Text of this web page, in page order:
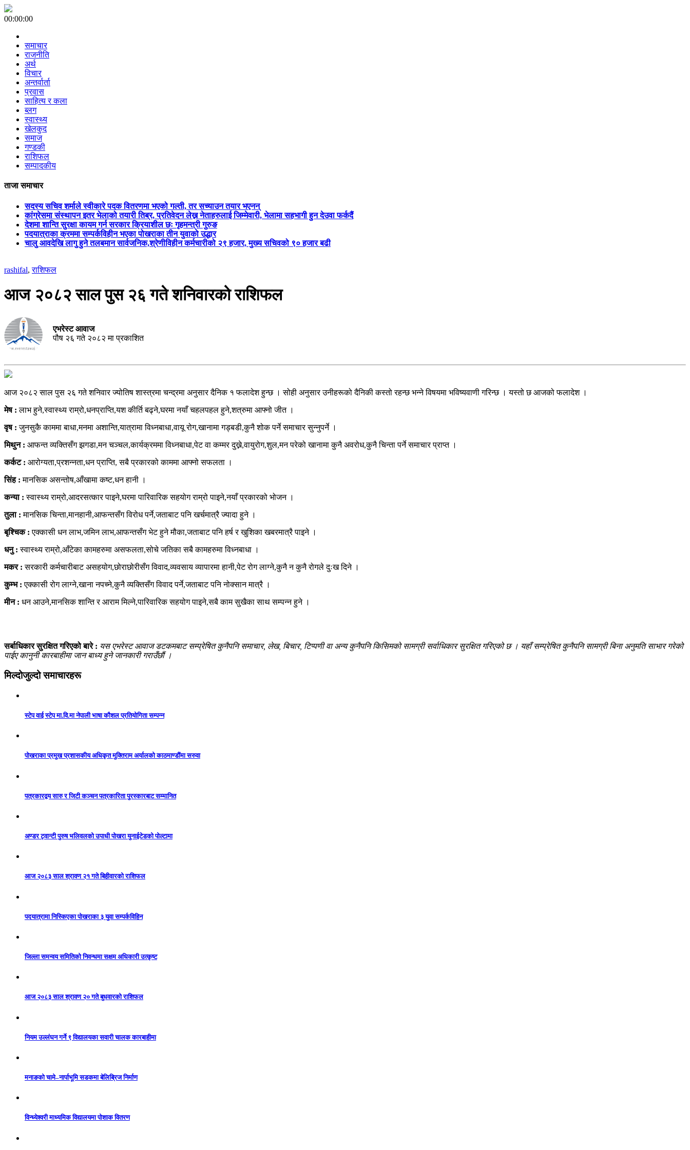
00:00:00
समाचार
राजनीति
अर्थ
विचार
अन्तर्वार्ता
प्रवास
साहित्य र कला
ब्लग
स्वास्थ्य
खेलकुद
समाज
गण्डकी
राशिफल
सम्पादकीय
ताजा समाचार
सदस्य सचिव शर्माले स्वीकारे पदक वितरणमा भएको गल्ती, तर सच्याउन तयार भएनन्
कांग्रेसमा संस्थापन इतर भेलाको तयारी तिब्र, प्रतिवेदन लेख्न नेताहरुलाई जिम्मेवारी, भेलामा सहभागी हुन देउवा फर्कदैं
देशमा शान्ति सुरक्षा कायम गर्न सरकार क्रियाशील छः गृहमन्त्री गुरुङ
पदयात्राका क्रममा सम्पर्कविहीन भएका पोखराका तीन युवाको उद्धार
चालु आवदेखि लागु हुने तलबमान सार्वजनिक,श्रेणीविहीन कर्मचारीको २९ हजार, मुख्य सचिवको ९० हजार बढी
rashifal,राशिफल
आज २०८२ साल पुस २६ गते शनिवारको राशिफल
एभरेस्ट आवाज
पौष २६ गते २०८२ मा प्रकाशित
आज २०८२ साल पुस २६ गते शनिवार ज्योतिष शास्त्रमा चन्द्रमा अनुसार दैनिक १ फलादेश हुन्छ । सोही अनुसार उनीहरूको दैनिकी कस्तो रहन्छ भन्ने विषयमा भविष्यवाणी गरिन्छ । यस्तो छ आजको फलादेश ।
मेष : लाभ हुने,स्वास्थ्य राम्रो,धनप्राप्ति,यश कीर्ति बढ्ने,घरमा नयाँ चहलपहल हुने,शत्रुमा आफ्नो जीत ।
वृष : जुनसुकै काममा बाधा,मनमा अशान्ति,यात्रामा विध्नबाधा,वायू रोग,खानामा गड्बडी,कुनै शोक पर्ने समाचार सुन्नुपर्ने ।
मिथुन : आफन्त व्यक्तिसँग झगडा,मन चञ्चल,कार्यक्रममा विध्नबाधा,पेट वा कम्मर दुख्ने,वायुरोग,शुल,मन परेको खानामा कुनै अवरोध,कुनै चिन्ता पर्ने समाचार प्राप्त ।
कर्कट : आरोग्यता,प्रशन्नता,धन प्राप्ति, सबै प्रकारको काममा आफ्नो सफलता ।
सिंह : मानसिक असन्तोष,आँखामा कष्ट,धन हानी ।
कन्या : स्वास्थ्य राम्रो,आदरसत्कार पाइने,घरमा पारिवारिक सहयोग राम्रो पाइने,नयाँ प्रकारको भोजन ।
तुला : मानसिक चिन्ता,मानहानी,आफन्तसँग विरोध पर्ने,जताबाट पनि खर्चमात्रै ज्यादा हुने ।
बृश्चिक : एक्कासी धन लाभ,जमिन लाभ,आफन्तसँग भेट हुने मौका,जताबाट पनि हर्ष र खुशिका खबरमात्रै पाइने ।
धनु : स्वास्थ्य राम्रो,आँटेका कामहरुमा असफलता,सोचे जतिका सबै कामहरुमा विध्नबाधा ।
मकर : सरकारी कर्मचारीबाट असहयोग,छोराछोरीसँग विवाद,व्यवसाय व्यापारमा हानी,पेट रोग लाग्ने,कुनै न कुनै रोगले दुःख दिने ।
कुम्भ : एक्कासी रोग लाग्ने,खाना नपच्ने,कुनै व्यक्तिसँग विवाद पर्ने,जताबाट पनि नोक्सान मात्रै ।
मीन : धन आउने,मानसिक शान्ति र आराम मिल्ने,पारिवारिक सहयोग पाइने,सबै काम सुखैका साथ सम्पन्न हुने ।
सर्बाधिकार सुरक्षित गरिएको बारे : यस एभरेस्ट आवाज डटकमबाट सम्प्रेषित कुनैपनि समाचार, लेख, बिचार, टिप्पणी वा अन्य कुनैपनि किसिमको सामग्री सर्वाधिकार सुरक्षित गरिएको छ । यहाँ सम्प्रेषित कुनैपनि सामग्री बिना अनुमति साभार गरेको
पाईए कानुनी कारबाहीमा जान बाध्य हुने जानकारी गराउँछौं ।
मिल्दोजुल्दो समाचारहरू
स्टेप वाई स्टेप मा.वि.मा नेपाली भाषा कौशल प्रतियोगिता सम्पन्न
पोखराका प्रमुख प्रशासकीय अधिकृत मुक्तिराम अर्यालको काठमाण्डौंमा सरुवा
पत्रकारद्वय सारु र जिटी कञ्चन पत्रकारिता पुरस्कारबाट सम्मानित
अण्डर ट्वान्टी पुरुष भलिवलको उपाधी पोखरा युनाईटेडको पोल्टामा
आज २०८३ साल श्रावण २१ गते बिहीवारको राशिफल
पदयात्रामा निस्किएका पोखराका ३ युवा सम्पर्कविहिन
जिल्ला समन्वय समितिको निवन्धमा सक्षम अधिकारी उत्कृष्ट
आज २०८३ साल श्रावण २० गते बुधवारको राशिफल
नियम उल्लंघन गर्ने ९ विद्यालयका सवारी चालक कारबाहीमा
मनाङको चामे–नार्पाभूमि सडकमा बेलिब्रिज निर्माण
विन्ध्येश्वरी माध्यमिक विद्यालयमा पोशाक वितरण